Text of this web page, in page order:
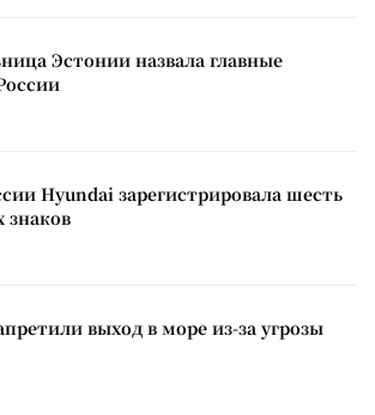
Эстонии назвала главные
Hyundai зарегистрировала шесть
знаков
выход в море из-за угрозы